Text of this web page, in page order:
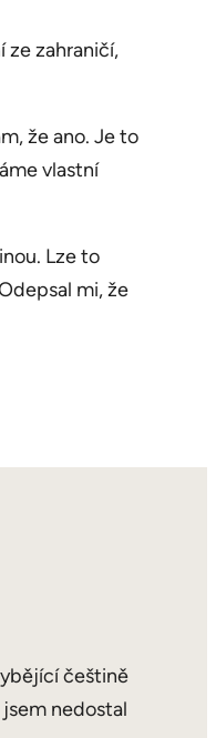
ze zahraničí,
že ano. Je to
vlastní
Lze to
mi, že
češtině
nedostal